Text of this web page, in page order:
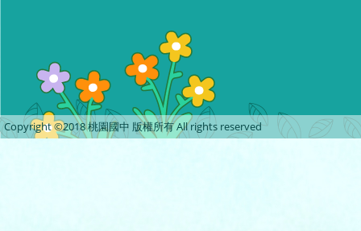
Copyright ©2018 桃園國中 版權所有 All rights reserved